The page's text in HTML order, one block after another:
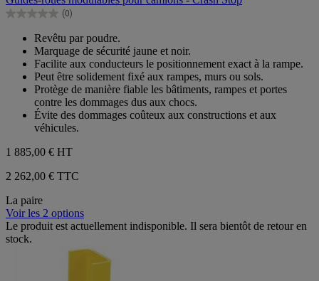
5
étoiles.
(0)
0.0
étoiles.
Revêtu par poudre.
Marquage de sécurité jaune et noir.
Facilite aux conducteurs le positionnement exact à la rampe.
Peut être solidement fixé aux rampes, murs ou sols.
Protège de manière fiable les bâtiments, rampes et portes
contre les dommages dus aux chocs.
Évite des dommages coûteux aux constructions et aux
véhicules.
1 885,00 € HT
2 262,00 € TTC
La paire
Voir les 2 options
Le produit est actuellement indisponible. Il sera bientôt de retour en
stock.